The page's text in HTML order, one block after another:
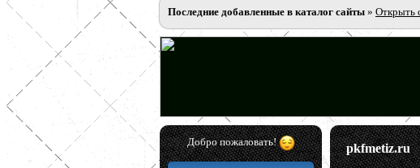
Последние добавленные в каталог сайты » Открыть
Добро пожаловать! pkfmetiz.ru